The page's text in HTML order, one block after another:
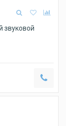
звуковой